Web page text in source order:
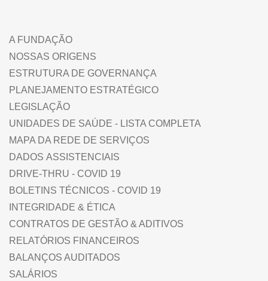
A FUNDAÇÃO
NOSSAS ORIGENS
ESTRUTURA DE GOVERNANÇA
PLANEJAMENTO ESTRATÉGICO
LEGISLAÇÃO
UNIDADES DE SAÚDE - LISTA COMPLETA
MAPA DA REDE DE SERVIÇOS
DADOS ASSISTENCIAIS
DRIVE-THRU - COVID 19
BOLETINS TÉCNICOS - COVID 19
INTEGRIDADE & ÉTICA
CONTRATOS DE GESTÃO & ADITIVOS
RELATÓRIOS FINANCEIROS
BALANÇOS AUDITADOS
SALÁRIOS